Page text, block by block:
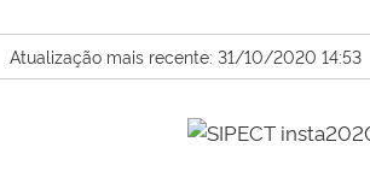
Atualização mais recente: 31/10/2020 14:53